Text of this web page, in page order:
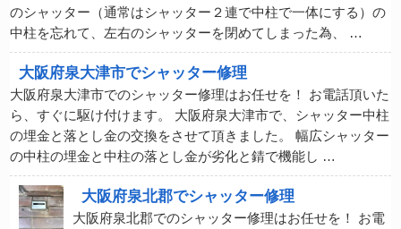
のシャッター（通常はシャッター２連で中柱で一体にする）の
中柱を忘れて、左右のシャッターを閉めてしまった為、 …
大阪府泉大津市でシャッター修理
大阪府泉大津市でのシャッター修理はお任せを！ お電話頂いた
ら、すぐに駆け付けます。 大阪府泉大津市で、シャッター中柱
の埋金と落とし金の交換をさせて頂きました。 幅広シャッター
の中柱の埋金と中柱の落とし金が劣化と錆で機能し …
大阪府泉北郡でシャッター修理
大阪府泉北郡でのシャッター修理はお任せを！ お電